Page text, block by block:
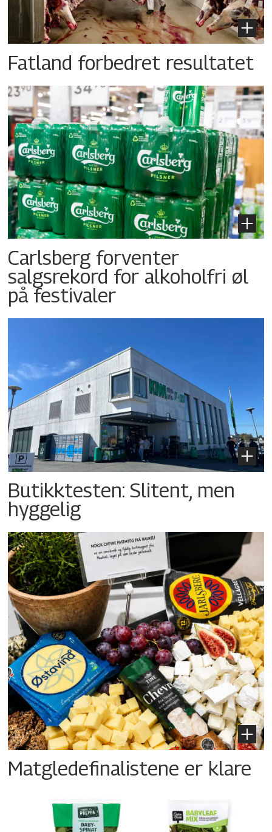
Fatland forbedret resultatet
Carlsberg forventer
salgsrekord for alkoholfri øl
på festivaler
Butikktesten: Slitent, men
hyggelig
Matgledefinalistene er klare